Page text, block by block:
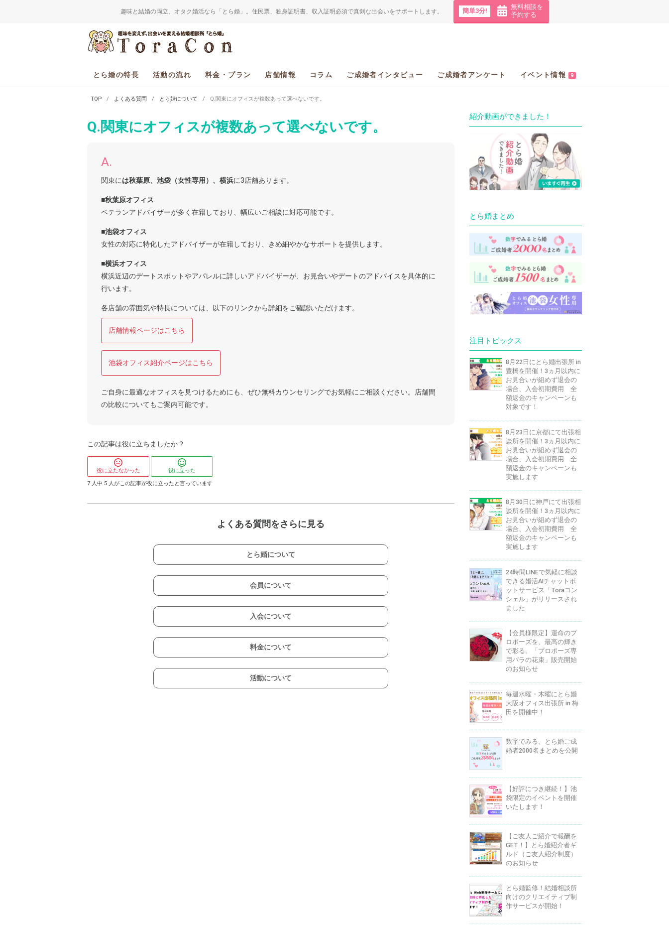
趣味と結婚の両立、オタク婚活なら「とら婚」。住民票、独身証明書、収入証明必須で真剣な出会いをサポートします。 簡単3分!
無料相談を
予約する
とら婚の特長 活動の流れ 料金・プラン 店舗情報 コラム ご成婚者インタビュー ご成婚者アンケート イベント情報 9
TOP よくある質問 とら婚について Q.関東にオフィスが複数あって選べないです。
Q.関東にオフィスが複数あって選べないです。
A.
関東には秋葉原、池袋（女性専用）、横浜に3店舗あります。
■秋葉原オフィス
ベテランアドバイザーが多く在籍しており、幅広いご相談に対応可能です。
■池袋オフィス
女性の対応に特化したアドバイザーが在籍しており、きめ細やかなサポートを提供します。
■横浜オフィス
横浜近辺のデートスポットやアパレルに詳しいアドバイザーが、お見合いやデートのアドバイスを具体的に
行います。
各店舗の雰囲気や特長については、以下のリンクから詳細をご確認いただけます。
店舗情報ページはこちら
池袋オフィス紹介ページはこちら
ご自身に最適なオフィスを見つけるためにも、ぜひ無料カウンセリングでお気軽にご相談ください。店舗間
の比較についてもご案内可能です。
この記事は役に立ちましたか？
役に立たなかった
役に立った
7 人中 5 人がこの記事が役に立ったと言っています
よくある質問をさらに見る
とら婚について
会員について
入会について
料金について
活動について
紹介動画ができました！
とら婚まとめ
注目トピックス
8月22日にとら婚出張所 in
豊橋を開催！3ヵ月以内に
お見合いが組めず退会の
場合、入会初期費用 全
額返金のキャンペーンも
対象です！
8月23日に京都にて出張相
談所を開催！3ヵ月以内に
お見合いが組めず退会の
場合、入会初期費用 全
額返金のキャンペーンも
実施します
8月30日に神戸にて出張相
談所を開催！3ヵ月以内に
お見合いが組めず退会の
場合、入会初期費用 全
額返金のキャンペーンも
実施します
24時間LINEで気軽に相談
できる婚活AIチャットボ
ットサービス「Toraコン
シェル」がリリースされ
ました
【会員様限定】運命のプ
ロポーズを、最高の輝き
で彩る。「プロポーズ専
用バラの花束」販売開始
のお知らせ
毎週水曜・木曜にとら婚
大阪オフィス出張所 in 梅
田を開催中！
数字でみる、とら婚ご成
婚者2000名まとめを公開
【好評につき継続！】池
袋限定のイベントを開催
いたします！
【ご友人ご紹介で報酬を
GET！】とら婚紹介者ギ
ルド（ご友人紹介制度）
のお知らせ
とら婚監修！結婚相談所
向けのクリエイティブ制
作サービスが開始！